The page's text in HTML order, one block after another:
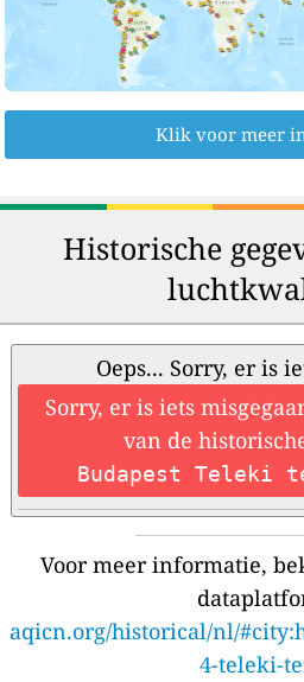
Klik voor meer
Historische
Oeps... Sorry, er is
Sorry, er is iets
van de
Budapest Teleki
Voor meer informatie,
aqicn.org/historical/nl/
4-teleki-